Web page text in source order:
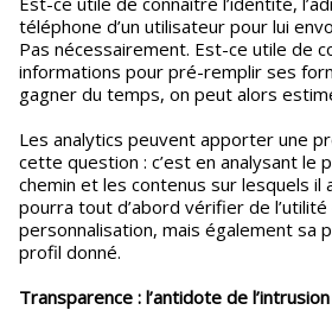
téléphone d’un utilisateur pour lui
Pas nécessairement. Est-ce utile de
informations pour pré-remplir ses
gagner du temps, on peut alors
Les analytics peuvent apporter une
cette question : c’est en analysant le
chemin et les contenus sur lesquels il
pourra tout d’abord vérifier de l’utilité
personnalisation, mais également sa
profil donné.
Transparence : l’antidote de l’intrusion